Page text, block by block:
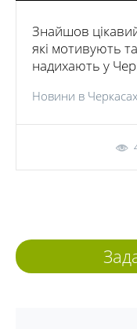
Знайшов
які мотивують
надихають у
Новини в Черкасах